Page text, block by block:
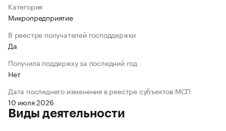
Категория
Микропредприятие
В реестре получателей господдержки
Да
Получила поддержку за последний год
Нет
Дата последнего изменения в реестре субъектов МСП
10 июля 2026
Виды деятельности